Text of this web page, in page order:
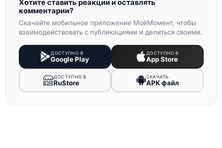
Хотите ставить реакции и оставлять
комментарии?
Скачайте мобильное приложение МойМомент, чтобы
взаимодействовать с публикациями и делиться своими.
ДОСТУПНО В
Google Play
ДОСТУПНО В
App Store
ДОСТУПНО В
RuStore
СКАЧАТЬ
APK файл